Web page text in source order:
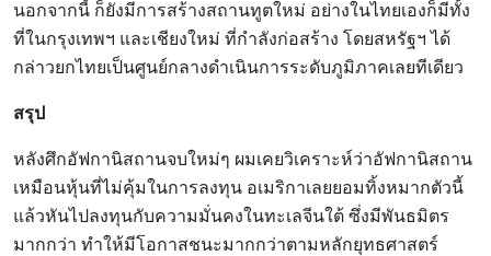
นอกจากนี้ ก็ยังมีการสร้างสถานทูตใหม่ อย่างในไทยเองก็มีทั้ง
ที่ในกรุงเทพฯ และเชียงใหม่ ที่กำลังก่อสร้าง โดยสหรัฐฯ ได้
กล่าวยกไทยเป็นศูนย์กลางดำเนินการระดับภูมิภาคเลยทีเดียว
สรุป
หลังศึกอัฟกานิสถานจบใหม่ๆ ผมเคยวิเคราะห์ว่าอัฟกานิสถาน
เหมือนหุ้นที่ไม่คุ้มในการลงทุน อเมริกาเลยยอมทิ้งหมากตัวนี้
แล้วหันไปลงทุนกับความมั่นคงในทะเลจีนใต้ ซึ่งมีพันธมิตร
มากกว่า ทำให้มีโอกาสชนะมากกว่าตามหลักยุทธศาสตร์